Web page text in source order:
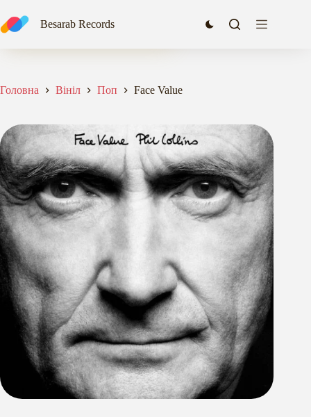
до
вмісту
Face Value
1867,00₴
Додати в кошик
Besarab Records
Головна Вініл Поп Face Value